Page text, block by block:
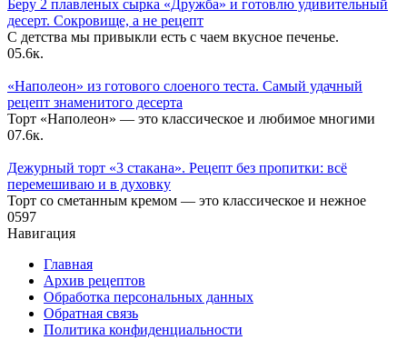
Беру 2 плавленых сырка «Дружба» и готовлю удивительный
десерт. Сокровище, а не рецепт
С детства мы привыкли есть с чаем вкусное печенье.
05.6к.
«Наполеон» из готового слоеного теста. Самый удачный
рецепт знаменитого десерта
Торт «Наполеон» — это классическое и любимое многими
07.6к.
Дежурный торт «3 стакана». Рецепт без пропитки: всё
перемешиваю и в духовку
Торт со сметанным кремом — это классическое и нежное
0597
Навигация
Главная
Архив рецептов
Обработка персональных данных
Обратная связь
Политика конфиденциальности